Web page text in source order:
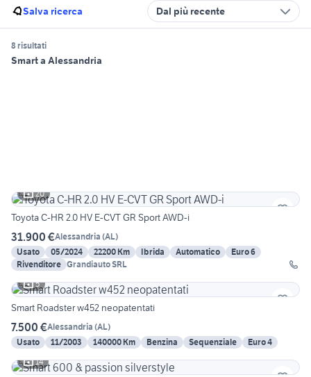
Salva ricerca Dal più recente
8 risultati
Smart a Alessandria
20
Toyota C-HR 2.0 HV E-CVT GR Sport AWD-i
31.900 €Alessandria (AL)
Usato
05/2024 22200 Km Ibrida Automatico
Euro 6
Rivenditore Grandiauto SRL
5
Smart Roadster w452 neopatentati
7.500 €Alessandria (AL)
Usato
11/2003 140000 Km Benzina Sequenziale
Euro 4
14